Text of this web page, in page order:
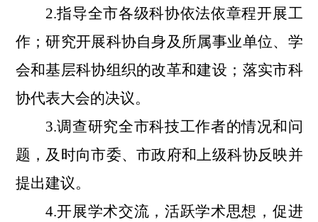
2.指导全市各级科协依法依章程开展工
作；研究开展科协自身及所属事业单位、学
会和基层科协组织的改革和建设；落实市科
协代表大会的决议。
3.调查研究全市科技工作者的情况和问
题，及时向市委、市政府和上级科协反映并
提出建议。
4.开展学术交流，活跃学术思想，促进